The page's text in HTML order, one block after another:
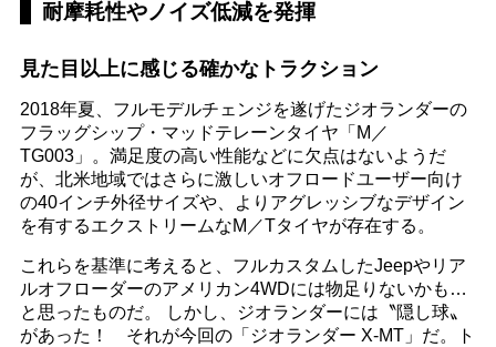
耐摩耗性やノイズ低減を発揮
見た目以上に感じる確かなトラクション
2018年夏、フルモデルチェンジを遂げたジオランダーの
フラッグシップ・マッドテレーンタイヤ「M／
TG003」。満足度の高い性能などに欠点はないようだ
が、北米地域ではさらに激しいオフロードユーザー向け
の40インチ外径サイズや、よりアグレッシブなデザイン
を有するエクストリームなM／Tタイヤが存在する。
これらを基準に考えると、フルカスタムしたJeepやリア
ルオフローダーのアメリカン4WDには物足りないかも…
と思ったものだ。 しかし、ジオランダーには〝隠し球〟
があった！ それが今回の「ジオランダー X‐MT」だ。ト